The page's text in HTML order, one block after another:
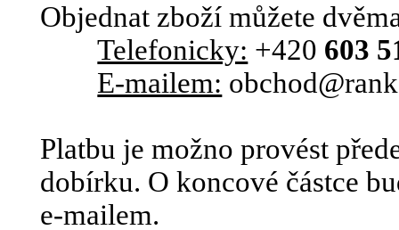
Objednat zboží můžete
Telefonicky: +420 603
E-mailem:
Platbu je možno provést
dobírku. O koncové částce
e-mailem.